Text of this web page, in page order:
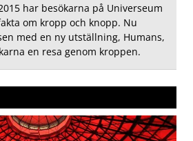
har besökarna på Universeum
om kropp och knopp. Nu
med en ny utställning, Humans,
en resa genom kroppen.